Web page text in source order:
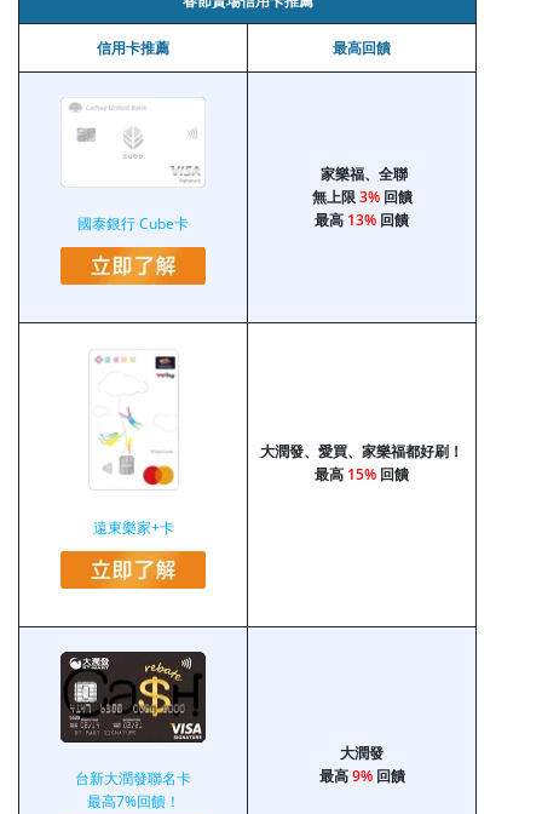
信用卡推薦 最高回饋
國泰銀行 Cube卡
家樂福、全聯
無上限3%回饋
最高 13% 回饋
遠東樂家+卡
大潤發、愛買、家樂福都好刷！
最高 15% 回饋
台新大潤發聯名卡
最高7%回饋！
大潤發
最高9%回饋